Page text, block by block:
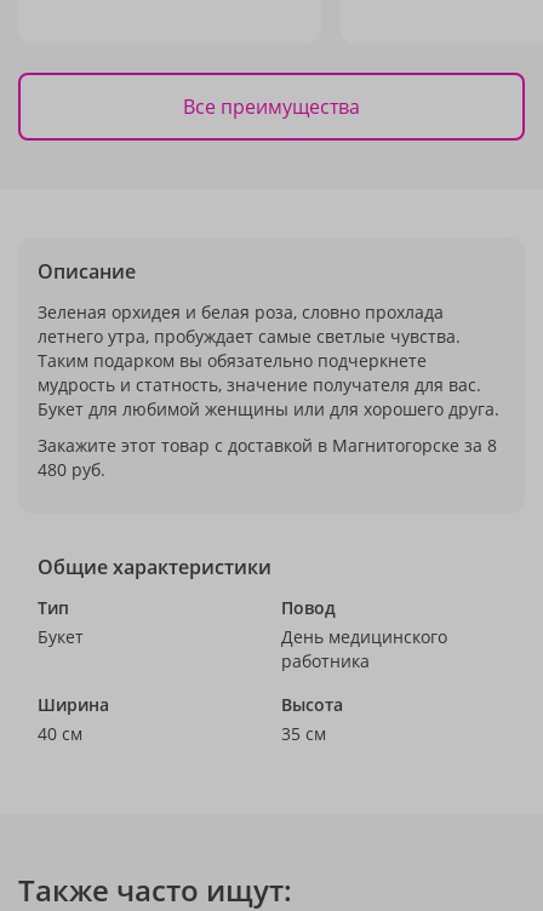
Все преимущества
Описание
Зеленая орхидея и белая роза, словно прохлада
летнего утра, пробуждает самые светлые чувства.
Таким подарком вы обязательно подчеркнете
мудрость и статность, значение получателя для вас.
Букет для любимой женщины или для хорошего друга.
Закажите этот товар с доставкой в Магнитогорске за 8
480 руб.
Общие характеристики
Тип
Букет
Повод
День медицинского
работника
Ширина
40 см
Высота
35 см
Также часто ищут: